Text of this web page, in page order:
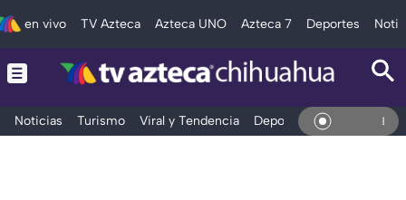
en vivo TV Azteca Azteca UNO Azteca 7 Deportes
Noticias Turismo Viral y Tendencia Deportes Espectáculos
En